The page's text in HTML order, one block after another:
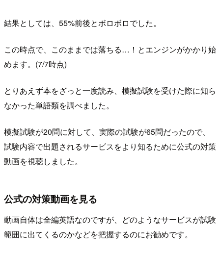
結果としては、55%前後とボロボロでした。
この時点で、このままでは落ちる…！とエンジンがかかり始
めます。(7/7時点)
とりあえず本をざっと一度読み、模擬試験を受けた際に知ら
なかった単語類を調べました。
模擬試験が20問に対して、実際の試験が65問だったので、
試験内容で出題されるサービスをより知るために公式の対策
動画を視聴しました。
公式の対策動画を見る
動画自体は全編英語なのですが、どのようなサービスが試験
範囲に出てくるのかなどを把握するのにお勧めです。